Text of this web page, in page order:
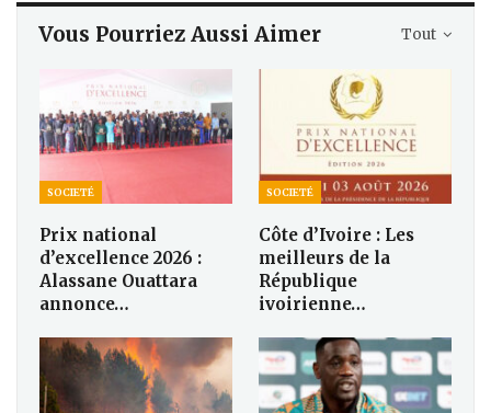
Tout
Vous Pourriez Aussi Aimer
SOCIETÉ
Prix national
d’excellence 2026 :
Alassane Ouattara
annonce…
SOCIETÉ
Côte d’Ivoire : Les
meilleurs de la
République
ivoirienne…